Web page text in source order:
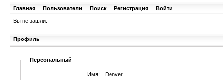
Главная
Пользователи Поиск Регистрация Войти
Вы не зашли.
Профиль
Персональный
Имя:
Denver